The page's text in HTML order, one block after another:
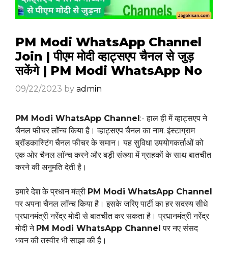
PM Modi WhatsApp Channel
Join | पीएम मोदी व्हाट्सएप चैनल से जुड़
सकेंगे | PM Modi WhatsApp No
09/22/2023 by admin
PM Modi WhatsApp Channel :- हाल ही में व्हाट्सएप ने
चैनल फीचर लॉन्च किया है। व्हाट्सएप चैनल का नाम. इंस्टाग्राम
ब्रॉडकास्टिंग चैनल फीचर के समान। यह सुविधा उपयोगकर्ताओं को
एक ओर चैनल लॉन्च करने और बड़ी संख्या में ग्राहकों के साथ बातचीत
करने की अनुमति देती है।
हमारे देश के प्रधान मंत्री PM Modi WhatsApp Channel
पर अपना चैनल लॉन्च किया है। इसके जरिए पार्टी का हर सदस्य सीधे
प्रधानमंत्री नरेंद्र मोदी से बातचीत कर सकता है। प्रधानमंत्री नरेंद्र
मोदी ने PM Modi WhatsApp Channel पर नए संसद
भवन की तस्वीर भी साझा की है।